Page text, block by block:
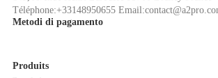
Téléphone:+33148950655
Metodi di pagamento
Produits